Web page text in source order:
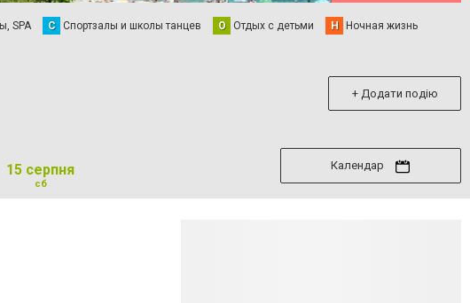
SPA С Спортзалы и школы танцев О Отдых с детьми Н Ночная жизнь
+ Додати подію
15 серпня
сб
Календар